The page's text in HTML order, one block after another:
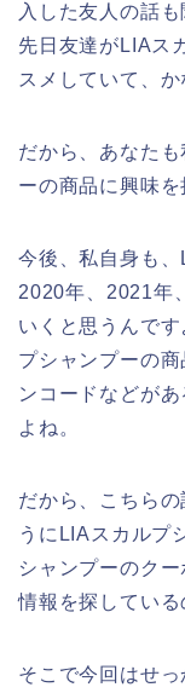
入した友人の話
先日友達がLIAス
スメしていて、か
だから、あなた
ーの商品に興味を
今後、私自身も
2020年、2021年
いくと思うんで
プシャンプーの
ンコードなどが
よね。
だから、こちら
うにLIAスカルプ
シャンプーのク
情報を探している
そこで今回はせ